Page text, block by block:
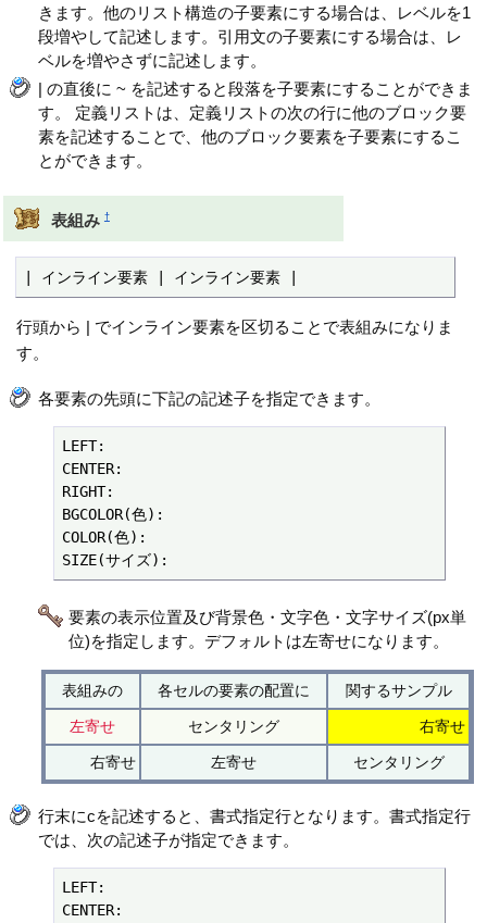
きます。他のリスト構造の子要素にする場合は、レベルを1
段増やして記述します。引用文の子要素にする場合は、レ
ベルを増やさずに記述します。
| の直後に ~ を記述すると段落を子要素にすることができま
す。 定義リストは、定義リストの次の行に他のブロック要
素を記述することで、他のブロック要素を子要素にするこ
とができます。
表組み †
| インライン要素 | インライン要素 |
行頭から | でインライン要素を区切ることで表組みになりま
す。
各要素の先頭に下記の記述子を指定できます。
LEFT:
CENTER:
RIGHT:
BGCOLOR(色):
COLOR(色):
SIZE(サイズ):
要素の表示位置及び背景色・文字色・文字サイズ(px単
位)を指定します。デフォルトは左寄せになります。
表組みの 各セルの要素の配置に 関するサンプル
左寄せ センタリング 右寄せ
右寄せ 左寄せ センタリング
行末にcを記述すると、書式指定行となります。書式指定行
では、次の記述子が指定できます。
LEFT:
CENTER: